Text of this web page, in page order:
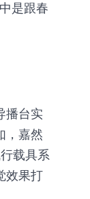
是跟春
播台实
，嘉然
载具系
效果打